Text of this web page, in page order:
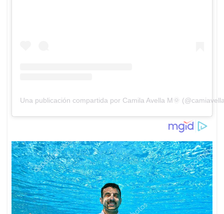
Una publicación compartida por Camila Avella M🌞